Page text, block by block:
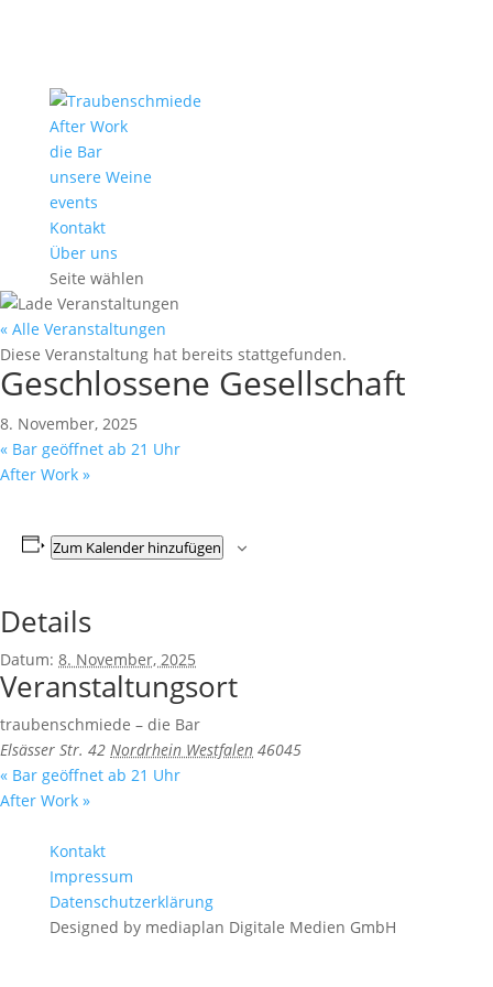
After Work
die Bar
unsere Weine
events
Kontakt
Über uns
Seite wählen
« Alle Veranstaltungen
Diese Veranstaltung hat bereits stattgefunden.
Geschlossene Gesellschaft
8. November, 2025
« Bar geöffnet ab 21 Uhr
After Work »
Zum Kalender hinzufügen
Details
Datum: 8. November, 2025
Veranstaltungsort
traubenschmiede – die Bar
Elsässer Str. 42 Nordrhein Westfalen 46045
« Bar geöffnet ab 21 Uhr
After Work »
Kontakt
Impressum
Datenschutzerklärung
Designed by mediaplan Digitale Medien GmbH